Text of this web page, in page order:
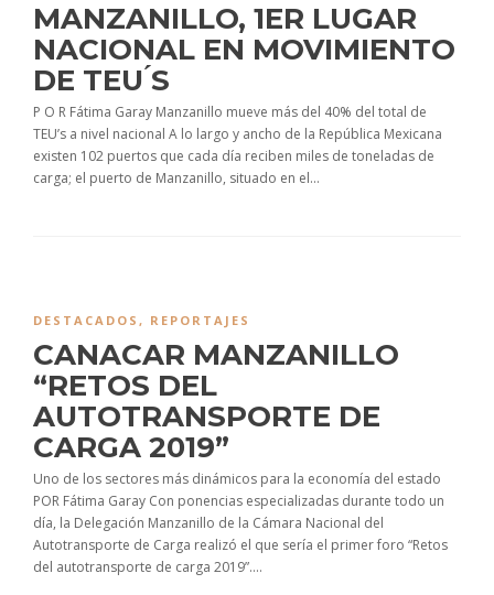
MANZANILLO, 1ER LUGAR
NACIONAL EN MOVIMIENTO
DE TEU ́S
P O R Fátima Garay Manzanillo mueve más del 40% del total de
TEU’s a nivel nacional A lo largo y ancho de la República Mexicana
existen 102 puertos que cada día reciben miles de toneladas de
carga; el puerto de Manzanillo, situado en el...
DESTACADOS , REPORTAJES
CANACAR MANZANILLO
“RETOS DEL
AUTOTRANSPORTE DE
CARGA 2019”
Uno de los sectores más dinámicos para la economía del estado
POR Fátima Garay Con ponencias especializadas durante todo un
día, la Delegación Manzanillo de la Cámara Nacional del
Autotransporte de Carga realizó el que sería el primer foro “Retos
del autotransporte de carga 2019”....